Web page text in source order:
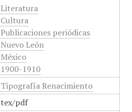
Literatura
Cultura
Publicaciones periódicas
Nuevo León
México
1900-1910
Tipografía Renacimiento
tex/pdf